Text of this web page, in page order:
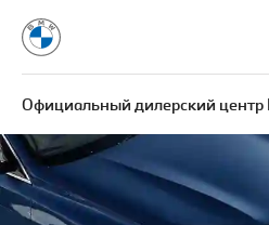
Официальный дилерский центр